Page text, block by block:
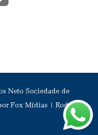
Neto Sociedade de
Fox Mídias| Rodrigo